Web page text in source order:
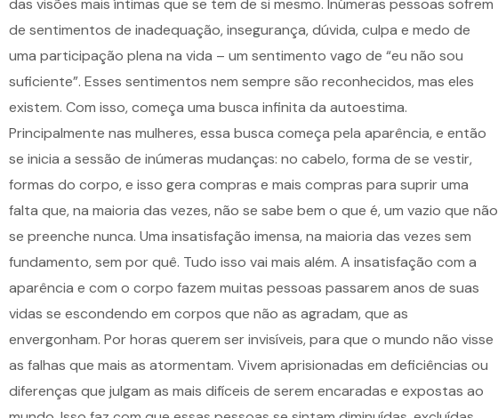
das visões mais íntimas que se tem de si mesmo. Inúmeras pessoas sofrem
de sentimentos de inadequação, insegurança, dúvida, culpa e medo de
uma participação plena na vida – um sentimento vago de “eu não sou
suficiente”. Esses sentimentos nem sempre são reconhecidos, mas eles
existem. Com isso, começa uma busca infinita da autoestima.
Principalmente nas mulheres, essa busca começa pela aparência, e então
se inicia a sessão de inúmeras mudanças: no cabelo, forma de se vestir,
formas do corpo, e isso gera compras e mais compras para suprir uma
falta que, na maioria das vezes, não se sabe bem o que é, um vazio que não
se preenche nunca. Uma insatisfação imensa, na maioria das vezes sem
fundamento, sem por quê. Tudo isso vai mais além. A insatisfação com a
aparência e com o corpo fazem muitas pessoas passarem anos de suas
vidas se escondendo em corpos que não as agradam, que as
envergonham. Por horas querem ser invisíveis, para que o mundo não visse
as falhas que mais as atormentam. Vivem aprisionadas em deficiências ou
diferenças que julgam as mais difíceis de serem encaradas e expostas ao